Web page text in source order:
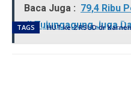
Baca Juga : 79,4 Ribu
di Tulungagung Juga
TAGS HUT ke-2 RSUD dr